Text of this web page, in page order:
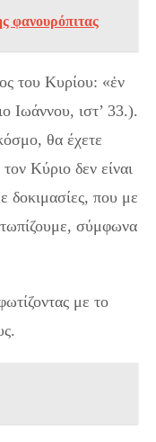
φανουρόπιτας
του Κυρίου: «ἐν
Ιωάννου, ιστ’ 33.).
θα έχετε
Κύριο δεν είναι
δοκιμασίες, που με
σύμφωνα
με το